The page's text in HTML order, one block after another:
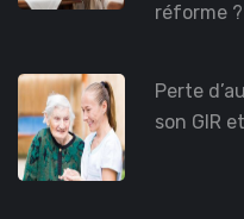
réforme ?
Perte
son GIR